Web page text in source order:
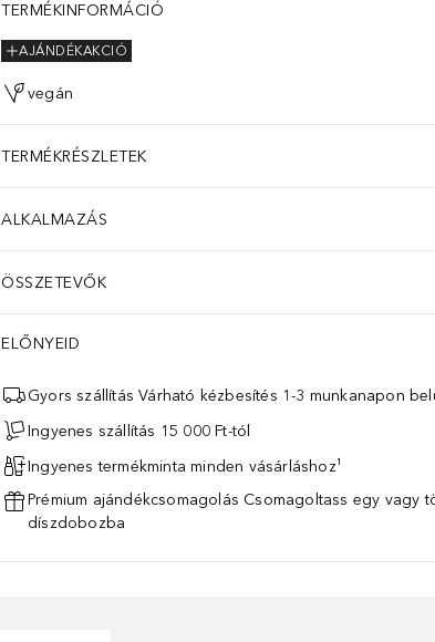
TERMÉKINFORMÁCIÓ
AJÁNDÉKAKCIÓ
vegán
TERMÉKRÉSZLETEK
ALKALMAZÁS
ÖSSZETEVŐK
ELŐNYEID
Gyors szállítás Várható kézbesítés 1-3 munkanapon
Ingyenes szállítás 15 000 Ft-tól
Ingyenes termékminta minden vásárláshoz¹
Prémium ajándékcsomagolás Csomagoltass egy vagy
díszdobozba